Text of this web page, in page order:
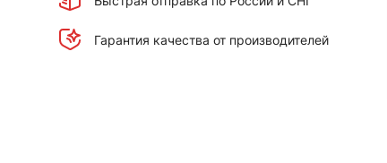
Гарантия качества от производителей